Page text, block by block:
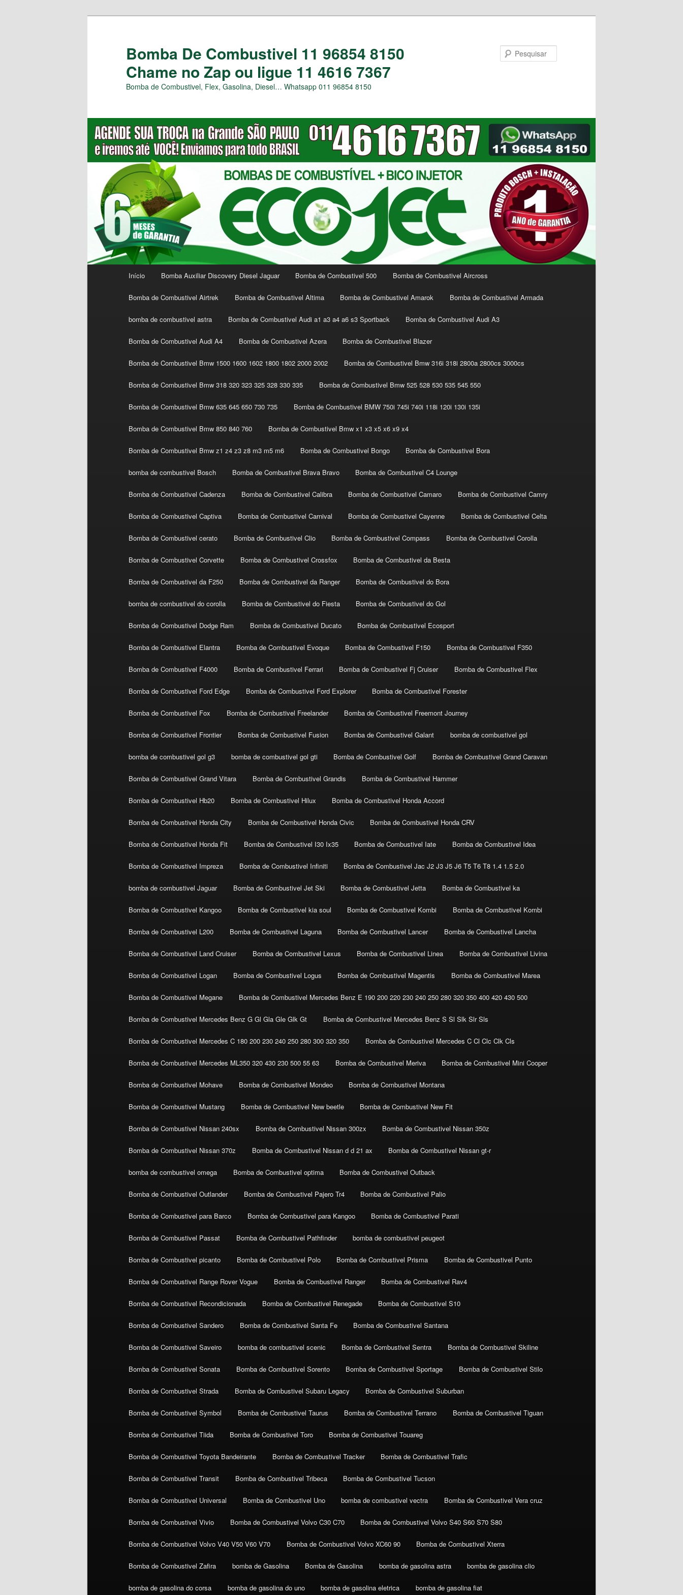
Bomba De Combustivel 11 96854 8150
Chame no Zap ou ligue 11 4616 7367
Bomba de Combustivel, Flex, Gasolina, Diesel… Whatsapp 011 96854 8150
Início Bomba Auxiliar Discovery Diesel Jaguar Bomba de Combustivel 500 Bomba de Combustivel Aircross
Bomba de Combustivel Airtrek Bomba de Combustivel Altima Bomba de Combustivel Amarok Bomba de Combustivel Armada
bomba de combustivel astra Bomba de Combustivel Audi a1 a3 a4 a6 s3 Sportback Bomba de Combustivel Audi A3
Bomba de Combustivel Audi A4 Bomba de Combustivel Azera Bomba de Combustivel Blazer
Bomba de Combustivel Bmw 1500 1600 1602 1800 1802 2000 2002 Bomba de Combustivel Bmw 316i 318i 2800a 2800cs 3000cs
Bomba de Combustivel Bmw 318 320 323 325 328 330 335 Bomba de Combustivel Bmw 525 528 530 535 545 550
Bomba de Combustivel Bmw 635 645 650 730 735 Bomba de Combustivel BMW 750i 745i 740i 118i 120i 130i 135i
Bomba de Combustivel Bmw 850 840 760 Bomba de Combustivel Bmw x1 x3 x5 x6 x9 x4
Bomba de Combustivel Bmw z1 z4 z3 z8 m3 m5 m6 Bomba de Combustivel Bongo Bomba de Combustivel Bora
bomba de combustivel Bosch Bomba de Combustivel Brava Bravo Bomba de Combustivel C4 Lounge
Bomba de Combustivel Cadenza Bomba de Combustivel Calibra Bomba de Combustivel Camaro Bomba de Combustivel Camry
Bomba de Combustivel Captiva Bomba de Combustivel Carnival Bomba de Combustivel Cayenne Bomba de Combustivel Celta
Bomba de Combustivel cerato Bomba de Combustivel Clio Bomba de Combustivel Compass Bomba de Combustivel Corolla
Bomba de Combustivel Corvette Bomba de Combustivel Crossfox Bomba de Combustivel da Besta
Bomba de Combustivel da F250 Bomba de Combustivel da Ranger Bomba de Combustivel do Bora
bomba de combustivel do corolla Bomba de Combustivel do Fiesta Bomba de Combustivel do Gol
Bomba de Combustivel Dodge Ram Bomba de Combustivel Ducato Bomba de Combustivel Ecosport
Bomba de Combustivel Elantra Bomba de Combustivel Evoque Bomba de Combustivel F150 Bomba de Combustivel F350
Bomba de Combustivel F4000 Bomba de Combustivel Ferrari Bomba de Combustivel Fj Cruiser Bomba de Combustivel Flex
Bomba de Combustivel Ford Edge Bomba de Combustivel Ford Explorer Bomba de Combustivel Forester
Bomba de Combustivel Fox Bomba de Combustivel Freelander Bomba de Combustivel Freemont Journey
Bomba de Combustivel Frontier Bomba de Combustivel Fusion Bomba de Combustivel Galant bomba de combustivel gol
bomba de combustivel gol g3 bomba de combustivel gol gti Bomba de Combustivel Golf Bomba de Combustivel Grand Caravan
Bomba de Combustivel Grand Vitara Bomba de Combustivel Grandis Bomba de Combustivel Hammer
Bomba de Combustivel Hb20 Bomba de Combustivel Hilux Bomba de Combustivel Honda Accord
Bomba de Combustivel Honda City Bomba de Combustivel Honda Civic Bomba de Combustivel Honda CRV
Bomba de Combustivel Honda Fit Bomba de Combustivel I30 Ix35 Bomba de Combustivel Iate Bomba de Combustivel Idea
Bomba de Combustivel Impreza Bomba de Combustivel Infiniti Bomba de Combustivel Jac J2 J3 J5 J6 T5 T6 T8 1.4 1.5 2.0
bomba de combustivel Jaguar Bomba de Combustivel Jet Ski Bomba de Combustivel Jetta Bomba de Combustivel ka
Bomba de Combustivel Kangoo Bomba de Combustivel kia soul Bomba de Combustivel Kombi Bomba de Combustivel Kombi
Bomba de Combustivel L200 Bomba de Combustivel Laguna Bomba de Combustivel Lancer Bomba de Combustivel Lancha
Bomba de Combustivel Land Cruiser Bomba de Combustivel Lexus Bomba de Combustivel Linea Bomba de Combustivel Livina
Bomba de Combustivel Logan Bomba de Combustivel Logus Bomba de Combustivel Magentis Bomba de Combustivel Marea
Bomba de Combustivel Megane Bomba de Combustivel Mercedes Benz E 190 200 220 230 240 250 280 320 350 400 420 430 500
Bomba de Combustivel Mercedes Benz G Gl Gla Gle Glk Gt Bomba de Combustivel Mercedes Benz S Sl Slk Slr Sls
Bomba de Combustivel Mercedes C 180 200 230 240 250 280 300 320 350 Bomba de Combustivel Mercedes C Cl Clc Clk Cls
Bomba de Combustivel Mercedes ML350 320 430 230 500 55 63 Bomba de Combustivel Meriva Bomba de Combustivel Mini Cooper
Bomba de Combustivel Mohave Bomba de Combustivel Mondeo Bomba de Combustivel Montana
Bomba de Combustivel Mustang Bomba de Combustivel New beetle Bomba de Combustivel New Fit
Bomba de Combustivel Nissan 240sx Bomba de Combustivel Nissan 300zx Bomba de Combustivel Nissan 350z
Bomba de Combustivel Nissan 370z Bomba de Combustivel Nissan d d 21 ax Bomba de Combustivel Nissan gt-r
bomba de combustivel omega Bomba de Combustivel optima Bomba de Combustivel Outback
Bomba de Combustivel Outlander Bomba de Combustivel Pajero Tr4 Bomba de Combustivel Palio
Bomba de Combustivel para Barco Bomba de Combustivel para Kangoo Bomba de Combustivel Parati
Bomba de Combustivel Passat Bomba de Combustivel Pathfinder bomba de combustivel peugeot
Bomba de Combustivel picanto Bomba de Combustivel Polo Bomba de Combustivel Prisma Bomba de Combustivel Punto
Bomba de Combustivel Range Rover Vogue Bomba de Combustivel Ranger Bomba de Combustivel Rav4
Bomba de Combustivel Recondicionada Bomba de Combustivel Renegade Bomba de Combustivel S10
Bomba de Combustivel Sandero Bomba de Combustivel Santa Fe Bomba de Combustivel Santana
Bomba de Combustivel Saveiro bomba de combustivel scenic Bomba de Combustivel Sentra Bomba de Combustivel Skiline
Bomba de Combustivel Sonata Bomba de Combustivel Sorento Bomba de Combustivel Sportage Bomba de Combustivel Stilo
Bomba de Combustivel Strada Bomba de Combustivel Subaru Legacy Bomba de Combustivel Suburban
Bomba de Combustivel Symbol Bomba de Combustivel Taurus Bomba de Combustivel Terrano Bomba de Combustivel Tiguan
Bomba de Combustivel Tiida Bomba de Combustivel Toro Bomba de Combustivel Touareg
Bomba de Combustivel Toyota Bandeirante Bomba de Combustivel Tracker Bomba de Combustivel Trafic
Bomba de Combustivel Transit Bomba de Combustivel Tribeca Bomba de Combustivel Tucson
Bomba de Combustivel Universal Bomba de Combustivel Uno bomba de combustivel vectra Bomba de Combustivel Vera cruz
Bomba de Combustivel Vivio Bomba de Combustivel Volvo C30 C70 Bomba de Combustivel Volvo S40 S60 S70 S80
Bomba de Combustivel Volvo V40 V50 V60 V70 Bomba de Combustivel Volvo XC60 90 Bomba de Combustivel Xterra
Bomba de Combustivel Zafira bomba de Gasolina Bomba de Gasolina bomba de gasolina astra bomba de gasolina clio
bomba de gasolina do corsa bomba de gasolina do uno bomba de gasolina eletrica bomba de gasolina fiat